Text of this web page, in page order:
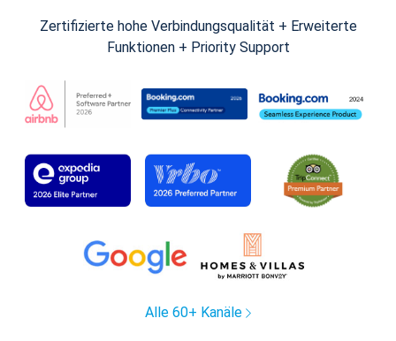
Zertifizierte hohe Verbindungsqualität + Erweiterte
Funktionen + Priority Support
Alle 60+ Kanäle